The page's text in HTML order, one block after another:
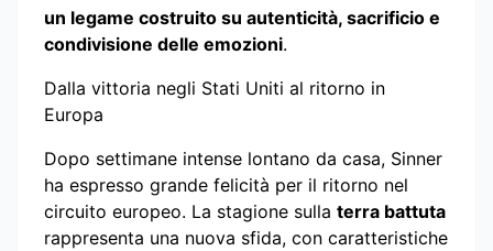
un legame costruito su autenticità, sacrificio e
condivisione delle emozioni.
Dalla vittoria negli Stati Uniti al ritorno in
Europa
Dopo settimane intense lontano da casa, Sinner
ha espresso grande felicità per il ritorno nel
circuito europeo. La stagione sulla terra battuta
rappresenta una nuova sfida, con caratteristiche